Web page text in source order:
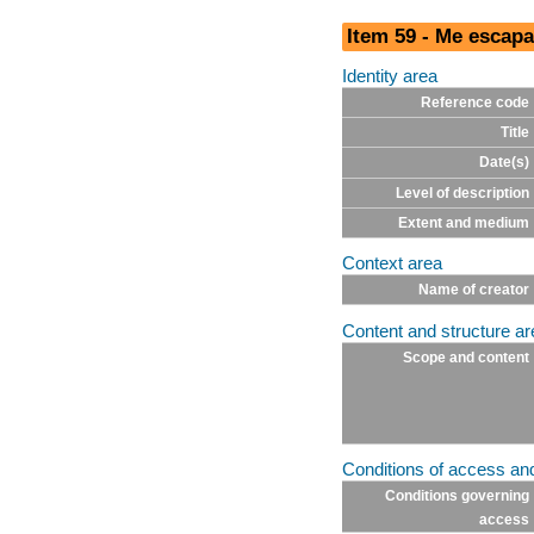
Item 59 - Me
Identity area
Reference code
Title
Date(s)
Level of description
Extent and medium
Context area
Name of creator
Content and structure
Scope and content
Conditions of access
Conditions governing
access